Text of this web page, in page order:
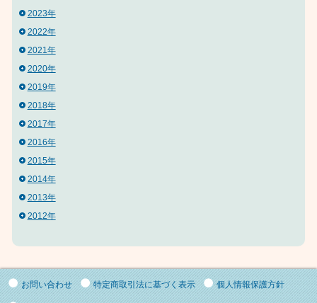
2023年
2022年
2021年
2020年
2019年
2018年
2017年
2016年
2015年
2014年
2013年
2012年
お問い合わせ 特定商取引法に基づく表示 個人情報保護方針